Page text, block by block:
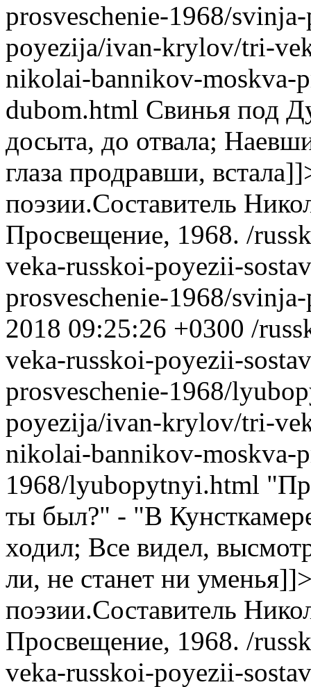
prosveschenie-1968/
poyezija/ivan-krylov/tri-
nikolai-bannikov-moskva-
dubom.html Свинья под
досыта, до отвала;
глаза продравши,
поэзии.Составитель
Просвещение, 1968. /
veka-russkoi-poyezii-
prosveschenie-1968/
2018 09:25:26 +0300 /
veka-russkoi-poyezii-
prosveschenie-1968/
poyezija/ivan-krylov/tri-
nikolai-bannikov-moskva-
1968/lyubopytnyi.html
ты был?" - "В
ходил; Все видел,
ли, не станет ни
поэзии.Составитель
Просвещение, 1968. /
veka-russkoi-poyezii-